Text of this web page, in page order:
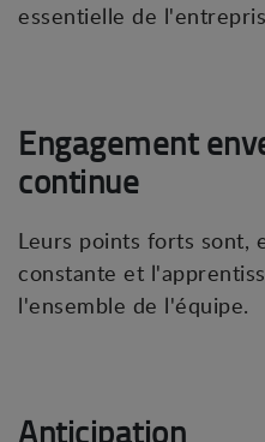
essentielle de
Engagement
continue
Leurs points forts sont,
constante et
l'ensemble de l'équipe.
Anticipation